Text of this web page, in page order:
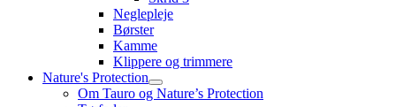
Neglepleje
Børster
Kamme
Klippere og trimmere
Nature's Protection
Om Tauro og Nature’s Protection